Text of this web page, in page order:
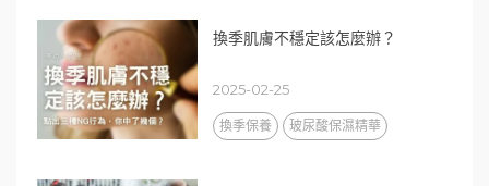
換季肌膚不穩定該怎麼辦？
2025-02-25
換季保養 玻尿酸保濕精華